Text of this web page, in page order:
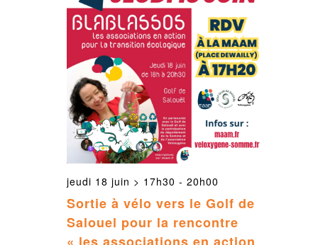
Sortie à vélo vers le Golf de
Salouel pour la rencontre
jeudi 18 juin > 17h30 - 20h00